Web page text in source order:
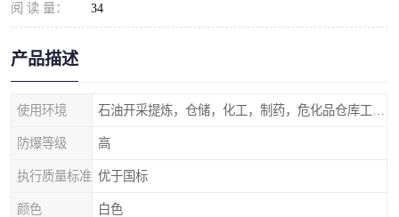
阅 读 量： 34
产品描述
使用环境
防爆等级 高
执行质量标准 优于国标
颜色 白色